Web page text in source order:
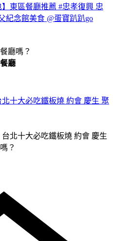
】東區餐廳推薦 #忠孝復興 忠
紀念館美食 @蛋寶趴趴go
廳嗎？
廳
北十大必吃鐵板燒 約會 慶生 聚
？